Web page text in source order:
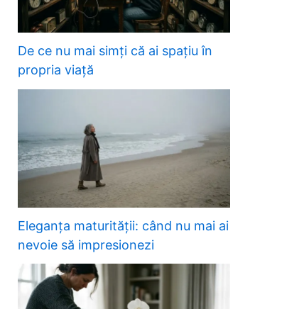
De ce nu mai simți că ai spațiu în
propria viață
Eleganța maturității: când nu mai ai
nevoie să impresionezi